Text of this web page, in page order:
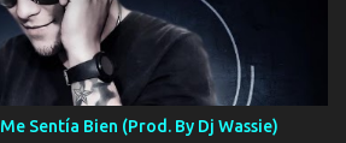
Sentía Bien (Prod. By Dj Wassie)